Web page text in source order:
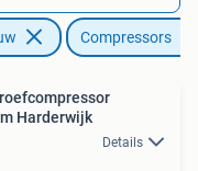
Compressors
Harderwijk
Details